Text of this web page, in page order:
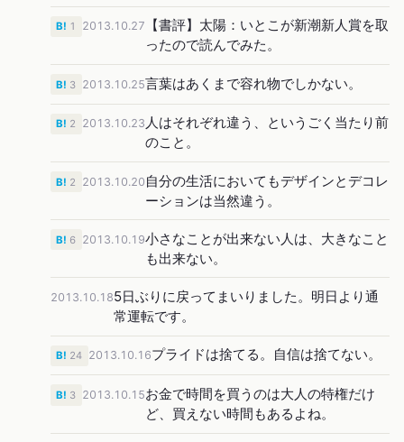
2013.10.27
【書評】太陽：いとこが新潮新人賞を取
ったので読んでみた。
B! 1
2013.10.25言葉はあくまで容れ物でしかない。
B! 3
2013.10.23 人はそれぞれ違う、というごく当たり前
のこと。
B! 2
2013.10.20 自分の生活においてもデザインとデコレ
ーションは当然違う。
B! 2
2013.10.19小さなことが出来ない人は、大きなこと
も出来ない。
B! 6
2013.10.185日ぶりに戻ってまいりました。明日より通
常運転です。
2013.10.16プライドは捨てる。自信は捨てない。
B! 24
2013.10.15お金で時間を買うのは大人の特権だけ
ど、買えない時間もあるよね。
B! 3